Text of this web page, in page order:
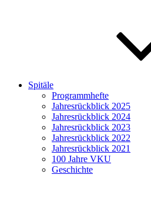
Spitäle
Programmhefte
Jahresrückblick 2025
Jahresrückblick 2024
Jahresrückblick 2023
Jahresrückblick 2022
Jahresrückblick 2021
100 Jahre VKU
Geschichte